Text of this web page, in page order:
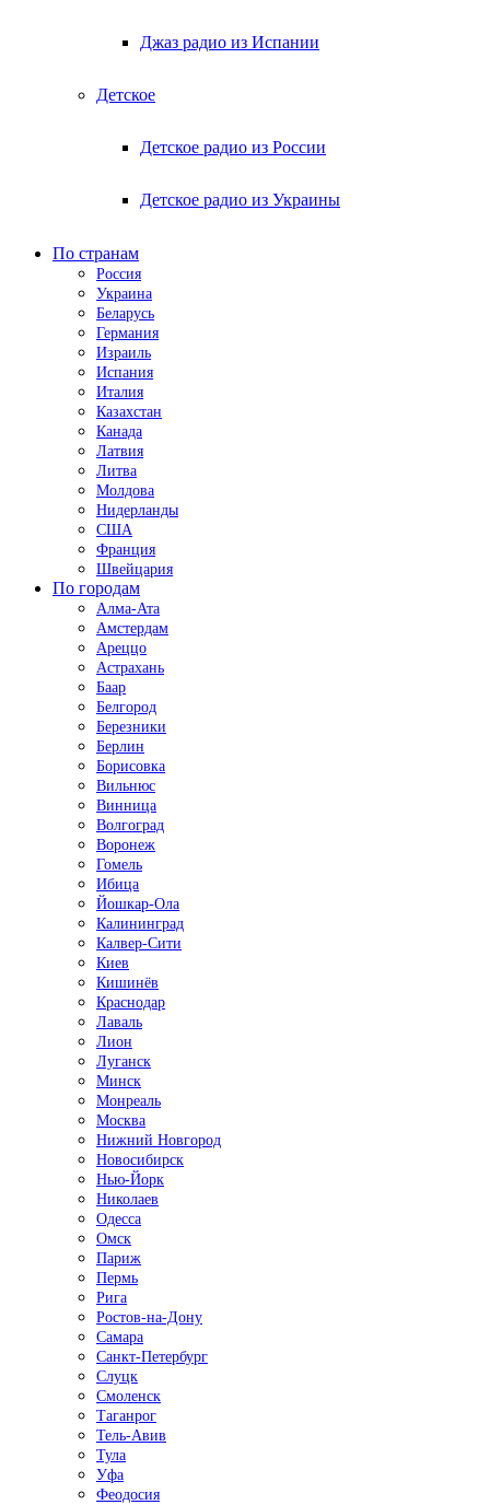
Джаз радио из Испании
Детское
Детское радио из России
Детское радио из Украины
По странам
Россия
Украина
Беларусь
Германия
Израиль
Испания
Италия
Казахстан
Канада
Латвия
Литва
Молдова
Нидерланды
США
Франция
Швейцария
По городам
Алма-Ата
Амстердам
Ареццо
Астрахань
Баар
Белгород
Березники
Берлин
Борисовка
Вильнюс
Винница
Волгоград
Воронеж
Гомель
Ибица
Йошкар-Ола
Калининград
Калвер-Сити
Киев
Кишинёв
Краснодар
Лаваль
Лион
Луганск
Минск
Монреаль
Москва
Нижний Новгород
Новосибирск
Нью-Йорк
Николаев
Одесса
Омск
Париж
Пермь
Рига
Ростов-на-Дону
Самара
Санкт-Петербург
Слуцк
Смоленск
Таганрог
Тель-Авив
Тула
Уфа
Феодосия